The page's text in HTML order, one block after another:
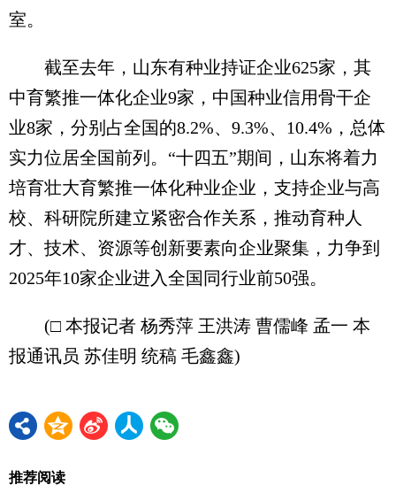
室。
截至去年，山东有种业持证企业625家，其
中育繁推一体化企业9家，中国种业信用骨干企
业8家，分别占全国的8.2%、9.3%、10.4%，总体
实力位居全国前列。“十四五”期间，山东将着力
培育壮大育繁推一体化种业企业，支持企业与高
校、科研院所建立紧密合作关系，推动育种人
才、技术、资源等创新要素向企业聚集，力争到
2025年10家企业进入全国同行业前50强。
(□ 本报记者 杨秀萍 王洪涛 曹儒峰 孟一 本
报通讯员 苏佳明 统稿 毛鑫鑫)
推荐阅读